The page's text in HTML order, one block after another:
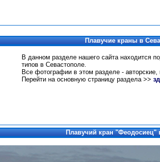
Плавучие краны в
В данном разделе нашего сайта находится
типов в Севастополе.
Все фотографии в этом разделе -
Перейти на основную страницу раздела >>
Плавучий кран"Феодосиец"